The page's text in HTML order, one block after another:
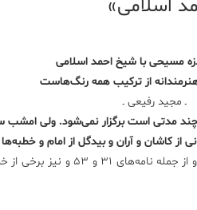
اسلامی»
مسیحی با شیخ احمد اسلامی
هنرمندانه از ترکیب‌ همه رنگ‌هاست
ـ مجید رفیعی ـ
و آران و بیدگل از امام و
من تا کنون همه نامه‌های سیاسی ـ اداری و